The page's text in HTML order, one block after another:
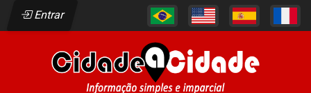
Entrar